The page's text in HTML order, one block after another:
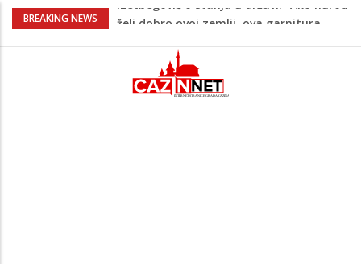
BREAKING NEWS
Supruga izraelskog premijera suočava se
Pentagon zabrinut zbog smanjenih
zaliha, od vojne industrije traži ubrzanje